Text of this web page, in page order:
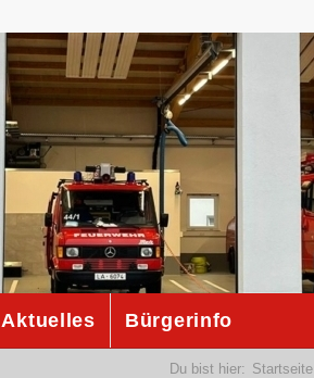
Aktuelles Bürgerinfo
Du bist hier: Startseite